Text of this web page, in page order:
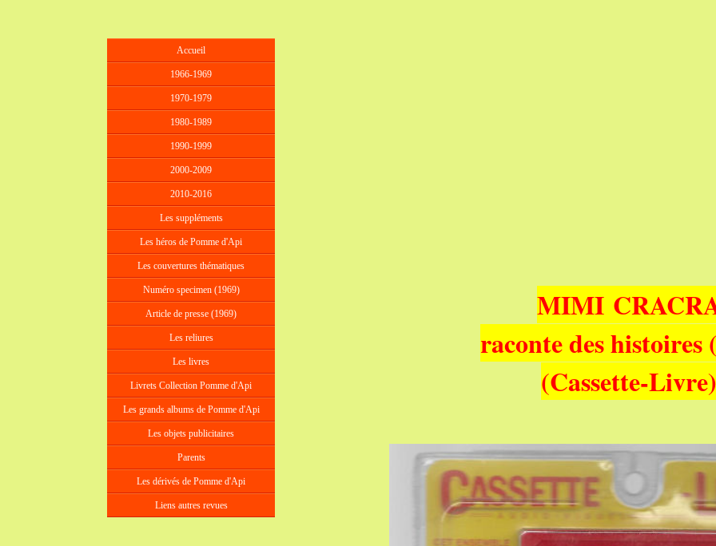
Accueil
1966-1969
1970-1979
1980-1989
1990-1999
2000-2009
2010-2016
Les suppléments
Les héros de Pomme d'Api
Les couvertures thématiques
Numéro specimen (1969)
Article de presse (1969)
Les reliures
Les livres
Livrets Collection Pomme d'Api
Les grands albums de Pomme d'Api
Les objets publicitaires
Parents
Les dérivés de Pomme d'Api
Liens autres revues
MIMI
raconte des histoires
(Cassette-